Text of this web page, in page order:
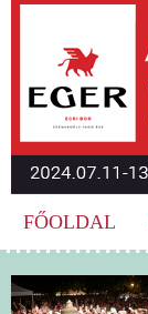
FŐOLDAL